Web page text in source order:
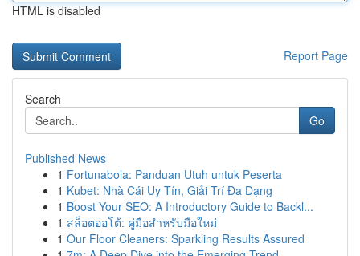
HTML is disabled
Report Page
Search
Go
Published News
1 Fortunabola: Panduan Utuh untuk Peserta
1 Kubet: Nhà Cái Uy Tín, Giải Trí Đa Dạng
1 Boost Your SEO: A Introductory Guide to Backl...
1 สล็อตออโต้: คู่มือสำหรับมือใหม่
1 Our Floor Cleaners: Sparkling Results Assured